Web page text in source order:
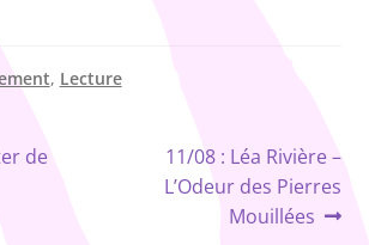
, Lecture
de
Article
suivant :
11/08 : Léa Rivière –
L’Odeur des Pierres
Mouillées